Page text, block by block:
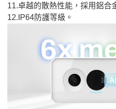
11.卓越的散熱性能，採用鋁合
12.IP64防護等級。